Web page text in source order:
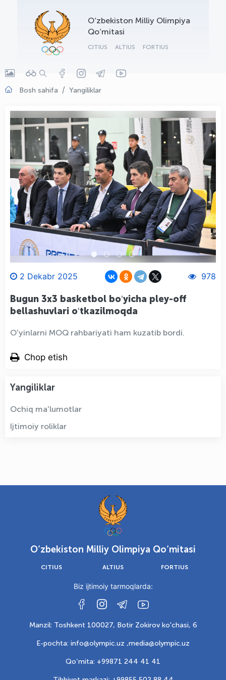
O‘zbekiston Milliy Olimpiya
Qo‘mitasi
CITIUS ALTIUS FORTIUS
Bosh sahifa Yangiliklar
2 Dekabr 2025 978
Bugun 3x3 basketbol boʻyicha pley-off
bellashuvlari oʻtkazilmoqda
Oʻyinlarni MOQ rahbariyati ham kuzatib bordi.
Chop etish
Yangiliklar
Ochiq ma'lumotlar
Ijtimoiy roliklar
O‘zbekiston Milliy Olimpiya Qo‘mitasi
CITIUS ALTIUS FORTIUS
Biz ijtimoiy tarmoqlarda:
Manzil: Toshkent 100027, Botir Zokirov ko'chasi, 6
E-pochta: info@olympic.uz ,media@olympic.uz
Qo‘mita: +99871 244 41 41
OLYMPCHIK AI - yordamchi
Onlayn · olympic.uz